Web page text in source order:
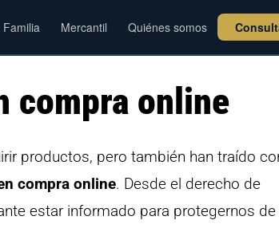
Familia Mercantil Quiénes somos
compra online
productos, pero también han traído
compra online. Desde el derecho de
estar informado para protegernos de